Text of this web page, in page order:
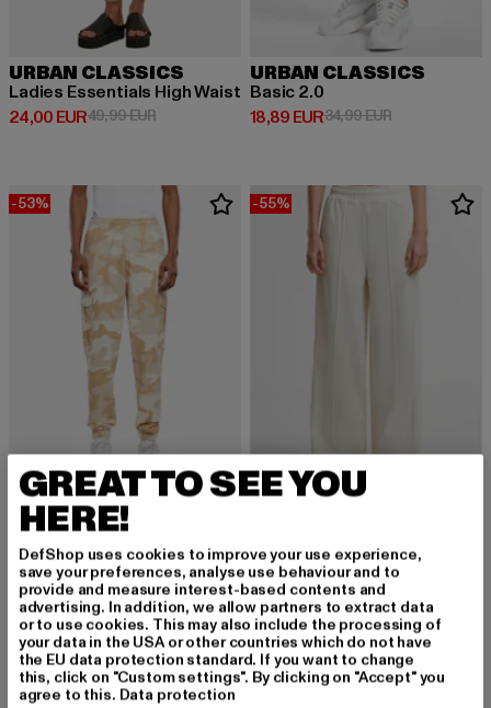
URBAN CLASSICS
Ladies Essentials High Waist
24,00 EUR
Derzeitiger Preis: 24,00 EUR
49,99 EURAktionspreis: 49,99 EUR
URBAN CLASSICS
Basic 2.0
18,89 EUR
Derzeitiger Preis: 18,89 EUR
34,99 EURAktionspreis:
-53%
URBAN CLASSICS
Wide Camo Cargo
18,80 EUR
Derzeitiger Preis: 18,80 EUR
39,99 EURAktionspreis: 39,99 EUR
-55%
18,00 EUR
Derzeitiger Preis: 18,00 EUR
39,99 EURAktionspreis:
Beige Jogginghose: Lässiger Komfort trifft auf
stilvolle Eleganz
GREAT TO SEE YOU
HERE!
DefShop uses cookies to improve your use experience,
save your preferences, analyse use behaviour and to
provide and measure interest-based contents and
advertising. In addition, we allow partners to extract data
or to use cookies. This may also include the processing of
your data in the USA or other countries which do not have
the EU data protection standard. If you want to change
this, click on "Custom settings". By clicking on "Accept" you
agree to this. Data protection